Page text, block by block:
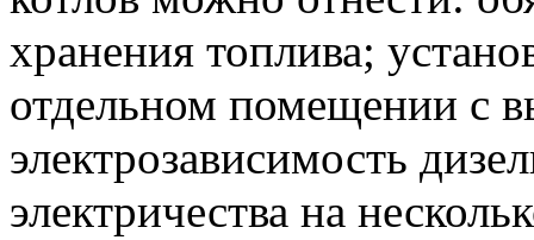
хранения топлива;
отдельном помещении с
электрозависимость
электричества на